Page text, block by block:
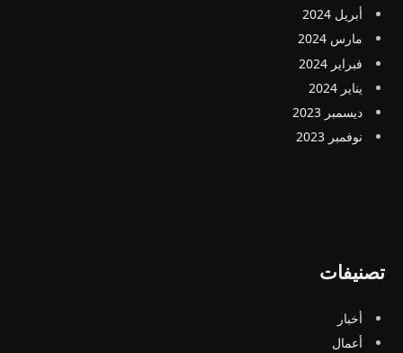
أبريل 2024
مارس 2024
فبراير 2024
يناير 2024
ديسمبر 2023
نوفمبر 2023
تصنيفات
أخبار
أعمال